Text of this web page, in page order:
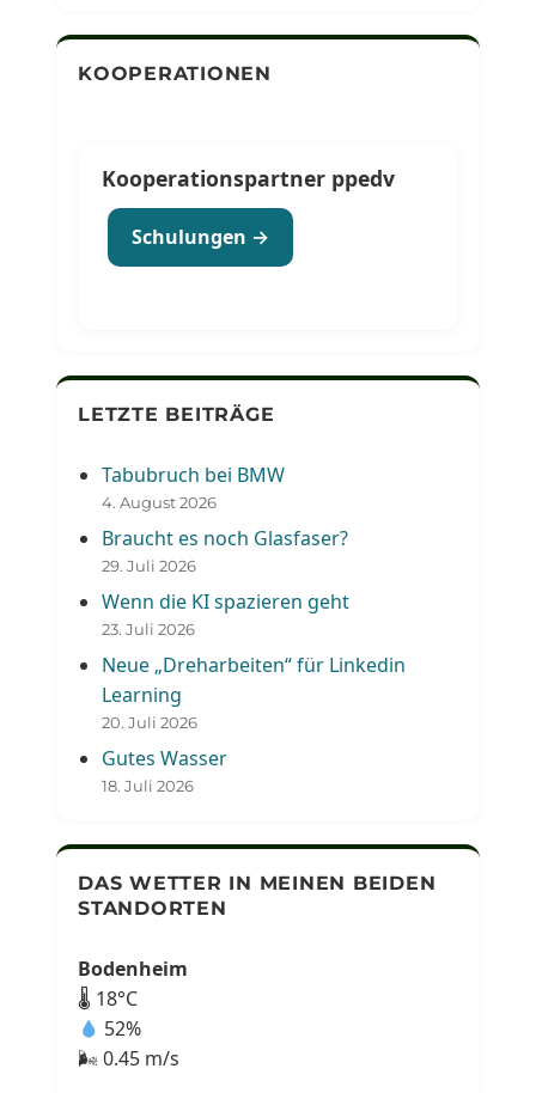
KOOPERATIONEN
Kooperationspartner ppedv
Schulungen →
LETZTE BEITRÄGE
Tabubruch bei BMW
4. August 2026
Braucht es noch Glasfaser?
29. Juli 2026
Wenn die KI spazieren geht
23. Juli 2026
Neue „Dreharbeiten“ für Linkedin
Learning
20. Juli 2026
Gutes Wasser
18. Juli 2026
DAS WETTER IN MEINEN BEIDEN
STANDORTEN
Bodenheim
🌡 18°C
52%
🌬 0.45 m/s